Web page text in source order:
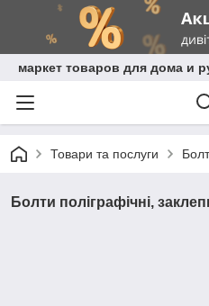
маркет товаров для дома и
Товари та послуги
Болти поліграфічні,